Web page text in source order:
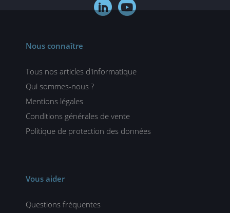
 
Nous connaître
Tous nos articles d'informatique
Qui sommes-nous ?
Mentions légales
Conditions générales de vente
Politique de protection des données
Vous aider
Questions fréquentes